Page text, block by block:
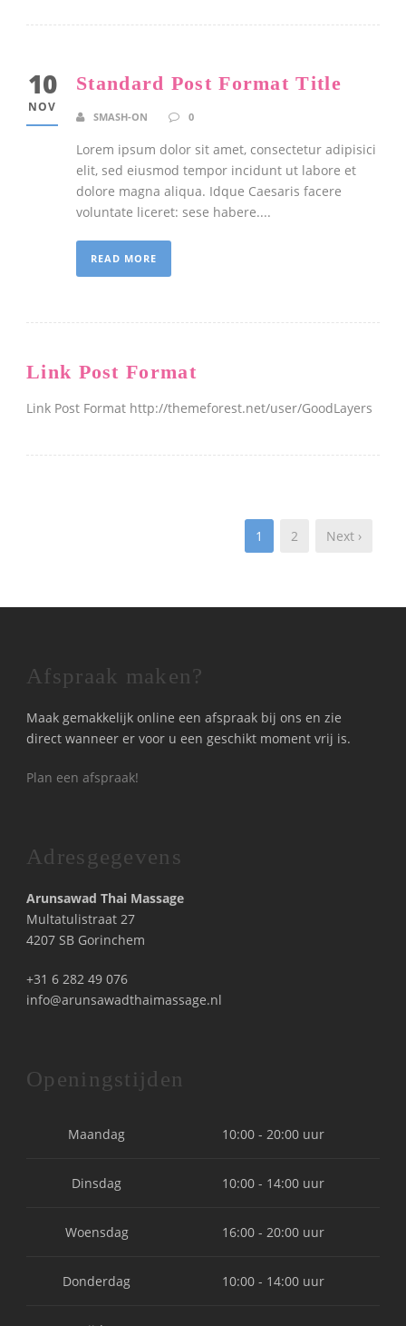
10
NOV
Standard Post Format Title
SMASH-ON 0
Lorem ipsum dolor sit amet, consectetur adipisici
elit, sed eiusmod tempor incidunt ut labore et
dolore magna aliqua. Idque Caesaris facere
voluntate liceret: sese habere....
READ MORE
Link Post Format
Link Post Format http://themeforest.net/user/GoodLayers
1 2 Next ›
Afspraak maken?
Maak gemakkelijk online een afspraak bij ons en zie
direct wanneer er voor u een geschikt moment vrij is.
Plan een afspraak!
Adresgegevens
Arunsawad Thai Massage
Multatulistraat 27
4207 SB Gorinchem
+31 6 282 49 076
info@arunsawadthaimassage.nl
Openingstijden
Maandag 10:00 - 20:00 uur
Dinsdag 10:00 - 14:00 uur
Woensdag 16:00 - 20:00 uur
Donderdag 10:00 - 14:00 uur